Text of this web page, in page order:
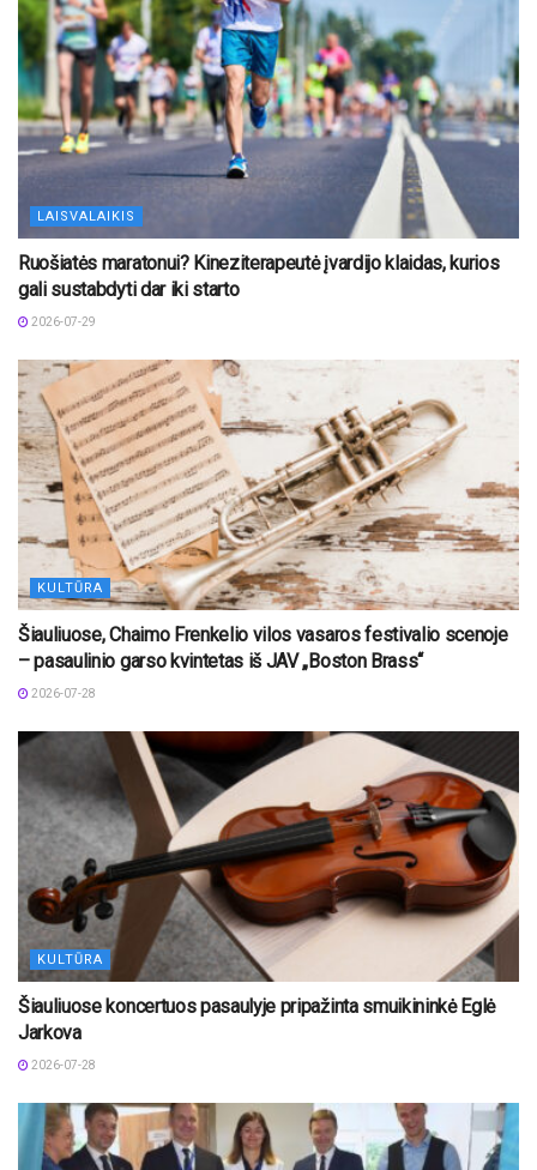
LAISVALAIKIS
Ruošiatės maratonui? Kineziterapeutė įvardijo klaidas, kurios
gali sustabdyti dar iki starto
2026-07-29
KULTŪRA
Šiauliuose, Chaimo Frenkelio vilos vasaros festivalio scenoje
– pasaulinio garso kvintetas iš JAV „Boston Brass“
2026-07-28
KULTŪRA
Šiauliuose koncertuos pasaulyje pripažinta smuikininkė Eglė
Jarkova
2026-07-28